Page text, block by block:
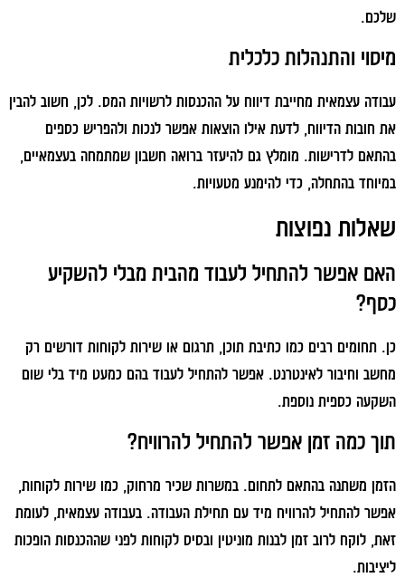
שלכם.
מיסוי והתנהלות כלכלית
עבודה עצמאית מחייבת דיווח על ההכנסות לרשויות המס. לכן, חשוב להבין
את חובות הדיווח, לדעת אילו הוצאות אפשר לנכות ולהפריש כספים
בהתאם לדרישות. מומלץ גם להיעזר ברואה חשבון שמתמחה בעצמאיים,
במיוחד בהתחלה, כדי להימנע מטעויות.
שאלות נפוצות
האם אפשר להתחיל לעבוד מהבית מבלי להשקיע
כסף?
כן. תחומים רבים כמו כתיבת תוכן, תרגום או שירות לקוחות דורשים רק
מחשב וחיבור לאינטרנט. אפשר להתחיל לעבוד בהם כמעט מיד בלי שום
השקעה כספית נוספת.
תוך כמה זמן אפשר להתחיל להרוויח?
הזמן משתנה בהתאם לתחום. במשרות שכיר מרחוק, כמו שירות לקוחות,
אפשר להתחיל להרוויח מיד עם תחילת העבודה. בעבודה עצמאית, לעומת
זאת, לוקח לרוב זמן לבנות מוניטין ובסיס לקוחות לפני שההכנסות הופכות
ליציבות.